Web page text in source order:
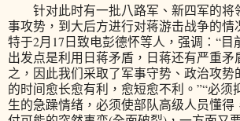
针对此时有一批八路军、新四军的将
事攻势，到大后方进行对蒋游击战争的情
特于2月17日致电彭德怀等人，强调：“目
出发点是利用日蒋矛盾，日蒋还有严重矛
之，因此我们采取了军事守势、政治攻势
的时间愈长愈有利，愈短愈不利。”“必须
生的急躁情绪，必须使部队高级人员懂得